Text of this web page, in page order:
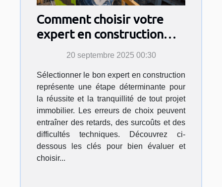
Comment choisir votre
expert en construction
pour sécuriser votre
20 septembre 2025 00:30
Sélectionner le bon expert en construction
représente une étape déterminante pour
la réussite et la tranquillité de tout projet
immobilier. Les erreurs de choix peuvent
entraîner des retards, des surcoûts et des
difficultés techniques. Découvrez ci-
dessous les clés pour bien évaluer et
choisir...